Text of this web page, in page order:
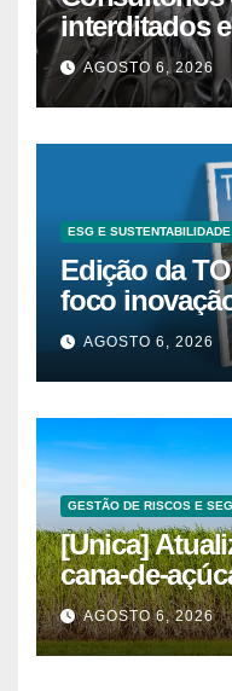
interditados
superam 2025
AGOSTO 6, 2026
ESG E SUSTENTABILIDADE
Edição da
foco
AGOSTO 6, 2026
GESTÃO DE RISCOS E
[Unica]
cana-de-
quinzenas
AGOSTO 6, 2026